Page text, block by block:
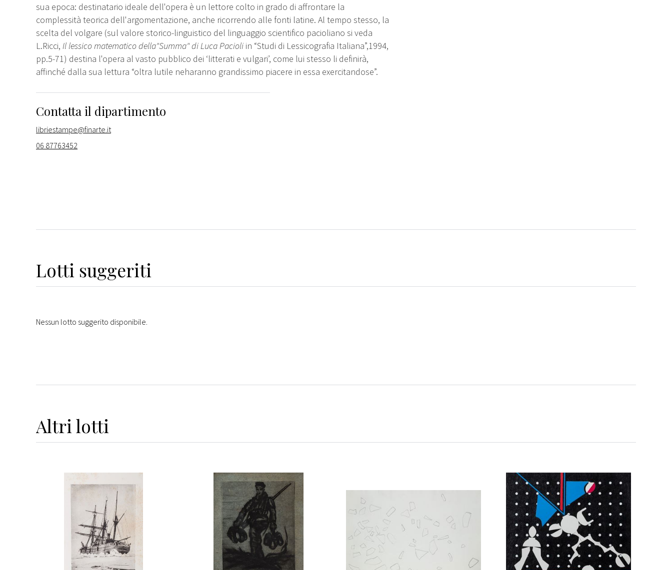
sua epoca: destinatario ideale dell'opera è un lettore colto in grado di affrontare la
complessità teorica dell'argomentazione, anche ricorrendo alle fonti latine. Al tempo stesso, la
scelta del volgare (sul valore storico-linguistico del linguaggio scientifico pacioliano si veda
L.Ricci, Il lessico matematico della"Summa" di Luca Pacioli in “Studi di Lessicografia Italiana”,1994,
pp.5-71) destina l'opera al vasto pubblico dei ‘litterati e vulgari’, come lui stesso li definirà,
affinché dalla sua lettura “oltra lutile neharanno grandissimo piacere in essa exercitandose”.
Contatta il dipartimento
libriestampe@finarte.it
06 87763452
Lotti suggeriti
Nessun lotto suggerito disponibile.
Altri lotti